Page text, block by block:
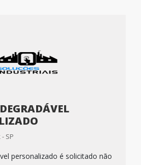
- SP
personalizado é solicitado não